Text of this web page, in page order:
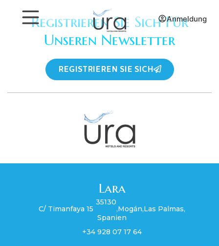
Anmeldung
Registrieren Sie Sich Für
Unseren Newsletter
REGISTRIEREN SIE SICH
Lara
C/ Timanfaya 15
35130
,Mogán,Las Palmas,
Spanien
+34 928 07 17 64